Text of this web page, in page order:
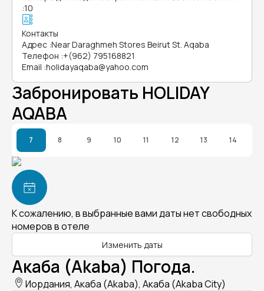
:10
Контакты
Адрес :Near Daraghmeh Stores Beirut St. Aqaba
Телефон :+(962) 795168821
Email :holidayaqaba@yahoo.com
Забронировать HOLIDAY
AQABA
7 8 9 10 11 12 13 14
К сожалению, в выбранные вами даты нет свободных
номеров в отеле
Изменить даты
Акаба (Akaba) Погода.
Иордания, Акаба (Akaba), Акаба (Akaba City)